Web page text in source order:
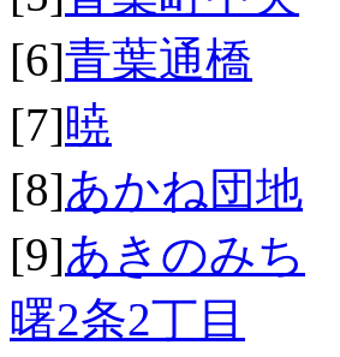
[6]青葉通橋
[7]暁
[8]あかね団地
[9]あきのみち
曙2条2丁目